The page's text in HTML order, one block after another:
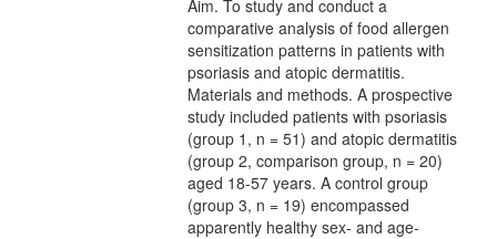
Aim. To study and conduct a
comparative analysis of food allergen
sensitization patterns in patients with
psoriasis and atopic dermatitis.
Materials and methods. A prospective
study included patients with psoriasis
(group 1, n = 51) and atopic dermatitis
(group 2, comparison group, n = 20)
aged 18-57 years. A control group
(group 3, n = 19) encompassed
apparently healthy sex- and age-